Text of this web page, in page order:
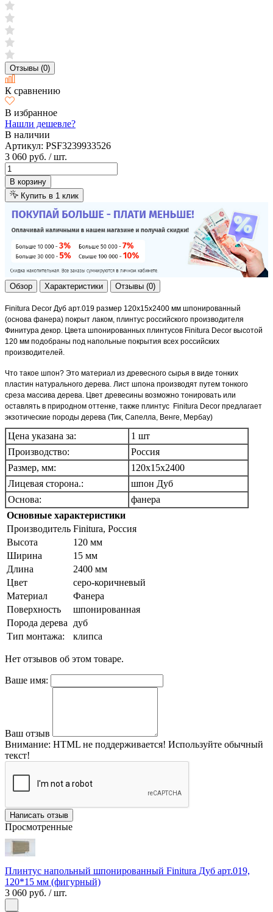
Отзывы (0)
К сравнению
В избранное
Нашли дешевле?
В наличии
Артикул: PSF3239933526
3 060 руб. / шт.
В корзину
Купить в 1 клик
Обзор Характеристики Отзывы (0)
Finitura Decor Дуб арт.019 размер 120х15х2400 мм шпонированный
(основа фанера) покрыт лаком, плинтус российского производителя
Финитура декор. Цвета шпонированных плинтусов Finitura Decor высотой
120 мм подобраны под напольные покрытия всех российских
производителей.
Что такое шпон? Это материал из древесного сырья в виде тонких
пластин натурального дерева. Лист шпона производят путем тонкого
среза массива дерева. Цвет древесины возможно тонировать или
оставлять в природном оттенке, также плинтус Finitura Decor предлагает
экзотические породы дерева (Тик, Сапелла, Венге, Мербау)
Цена указана за:
1 шт
Производство:
Россия
Размер, мм:
120х15х2400
Лицевая сторона.:
шпон Дуб
Основа:
фанера
Основные характеристики
Производитель Finitura, Россия
Высота
120 мм
Ширина
15 мм
Длина
2400 мм
Цвет
серо-коричневый
Материал
Фанера
Поверхность
шпонированная
Порода дерева
дуб
Тип монтажа:
клипса
Нет отзывов об этом товаре.
Ваше имя:
Ваш отзыв
Внимание: HTML не поддерживается! Используйте обычный
текст!
Написать отзыв
Просмотренные
Плинтус напольный шпонированный Finitura Дуб арт.019,
120*15 мм (фигурный)
3 060 руб. / шт.